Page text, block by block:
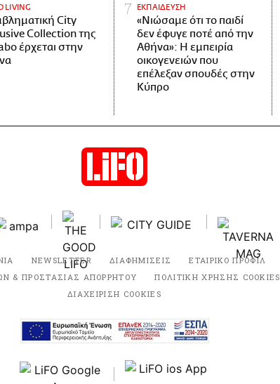
LIVING
City
Collection της
έρχεται στην
ΕΚΠΑΙΔΕΥΣΗ
«Νιώσαμε ότι το παιδί
δεν έφυγε ποτέ από την
Αθήνα»: Η εμπειρία
οικογενειών που
επέλεξαν σπουδές στην
Κύπρο
NEWSLETTER ΔΙΑΦΗΜΙΣΕΙΣ ΕΤΑΙΡΙΚΟ ΠΡΟΦΙΛ
& ΠΡΟΣΤΑΣΙΑΣ ΑΠΟΡΡΗΤΟΥ
ΠΟΛΙΤΙΚΗ ΧΡΗΣΗΣ COOKIES
ΔΙΑΧΕΙΡΙΣΗ COOKIES